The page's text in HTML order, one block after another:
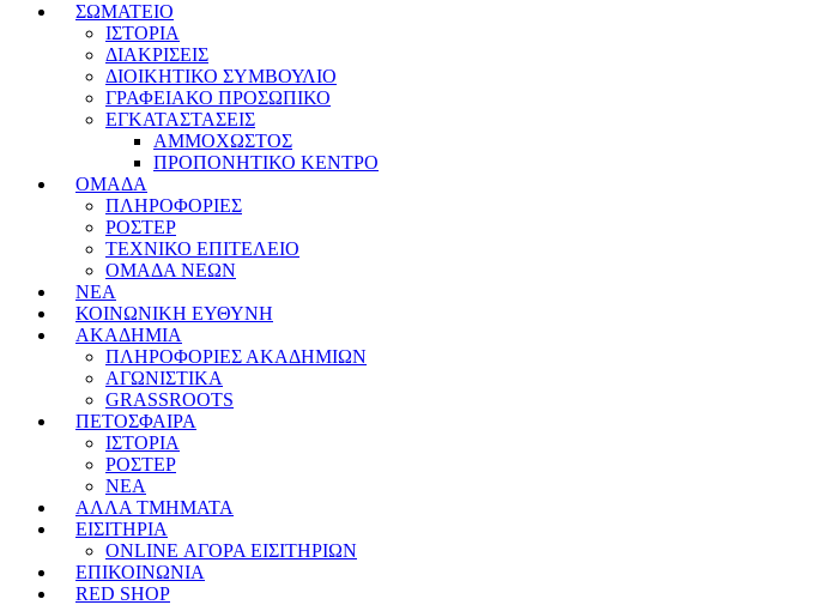
ΣΩΜΑΤΕΙΟ
ΙΣΤΟΡΙΑ
ΔΙΑΚΡΙΣΕΙΣ
ΔΙΟΙΚΗΤΙΚΟ ΣΥΜΒΟΥΛΙΟ
ΓΡΑΦΕΙΑΚΟ ΠΡΟΣΩΠΙΚΟ
ΕΓΚΑΤΑΣΤΑΣΕΙΣ
ΑΜΜΟΧΩΣΤΟΣ
ΠΡΟΠΟΝΗΤΙΚΟ ΚΕΝΤΡΟ
ΟΜΑΔΑ
ΠΛΗΡΟΦΟΡΙΕΣ
ΡΟΣΤΕΡ
ΤΕΧΝΙΚΟ ΕΠΙΤΕΛΕΙΟ
ΟΜΑΔΑ ΝΕΩΝ
ΝΕΑ
ΚΟΙΝΩΝΙΚΗ ΕΥΘΥΝΗ
ΑΚΑΔΗΜΙΑ
ΠΛΗΡΟΦΟΡΙΕΣ ΑΚΑΔΗΜΙΩΝ
ΑΓΩΝΙΣΤΙΚΑ
GRASSROOTS
ΠΕΤΟΣΦΑΙΡΑ
ΙΣΤΟΡΙΑ
ΡΟΣΤΕΡ
ΝΕΑ
ΑΛΛΑ ΤΜΗΜΑΤΑ
ΕΙΣΙΤΗΡΙΑ
ONLINE ΑΓΟΡΑ ΕΙΣΙΤΗΡΙΩΝ
ΕΠΙΚΟΙΝΩΝΙΑ
RED SHOP